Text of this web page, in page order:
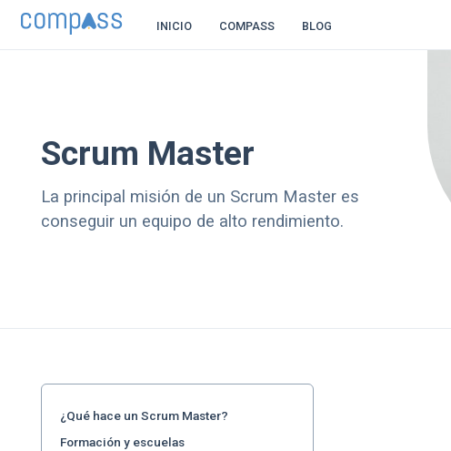
INICIO COMPASS BLOG
Scrum Master
La principal misión de un Scrum Master es
conseguir un equipo de alto rendimiento.
¿Qué hace un Scrum Master?
Formación y escuelas